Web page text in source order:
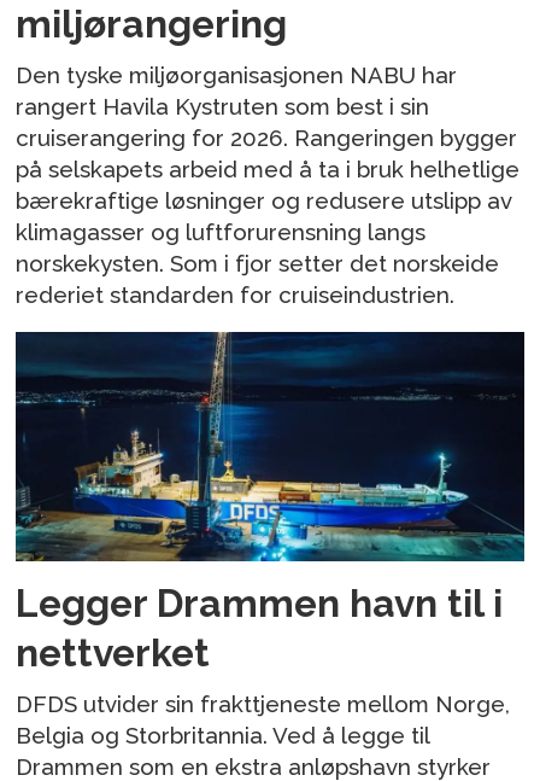
miljørangering
Den tyske miljøorganisasjonen NABU har
rangert Havila Kystruten som best i sin
cruiserangering for 2026. Rangeringen bygger
på selskapets arbeid med å ta i bruk helhetlige
bærekraftige løsninger og redusere utslipp av
klimagasser og luftforurensning langs
norskekysten. Som i fjor setter det norskeide
rederiet standarden for cruiseindustrien.
Legger Drammen havn til i
nettverket
DFDS utvider sin frakttjeneste mellom Norge,
Belgia og Storbritannia. Ved å legge til
Drammen som en ekstra anløpshavn styrker